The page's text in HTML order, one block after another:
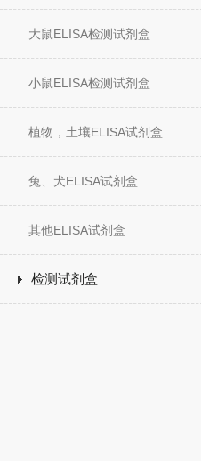
大鼠ELISA检测试剂盒
小鼠ELISA检测试剂盒
植物，土壤ELISA试剂盒
兔、犬ELISA试剂盒
其他ELISA试剂盒
检测试剂盒